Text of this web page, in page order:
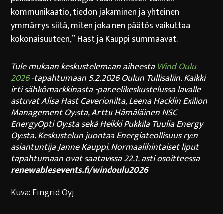
kommunikaatio, tiedon jakaminen ja yhteinen
ymmärrys siitä, miten jokainen päätös vaikuttaa
kokonaisuuteen,” Hast ja Kauppi summaavat.
Tule mukaan keskustelemaan aiheesta Wind Oulu
2026-tapahtumaan 5.2.2026 Oulun Tullisaliin. Kaikki
irti sähkömarkkinasta -paneelikeskustelussa lavalle
astuvat Alisa Hast Caverionilta, Leena Hacklin Exilion
Management Oy:sta, Arttu Hämäläinen NSC
EnergyOpti Oy:sta sekä Heikki Pukkila Tuulia Energy
Oy:sta. Keskustelun juontaa Energiateollisuus ry:n
asiantuntija Janne Kauppi. Normaalihintaiset liput
tapahtumaan ovat saatavissa 22.1. asti osoitteessa
renewablesevents.fi/windoulu2026
Kuva: Fingrid Oyj